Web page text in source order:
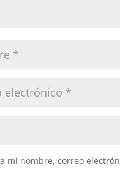
mi nombre, correo